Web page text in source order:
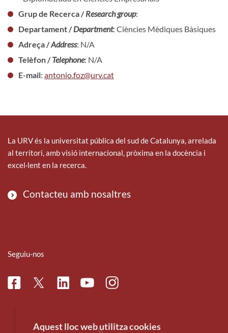
Grup de Recerca /Research group:
Departament /Department: Ciències Mèdiques Bàsiques
Adreça /Address: N/A
Telèfon /Telephone: N/A
E-mail: antonio.foz@urv.cat
La URV és la universitat pública del sud de Catalunya, arrelada
al territori, amb visió internacional, pròxima en la docència i
excel·lent en la recerca.
Contacteu amb nosaltres
Seguiu-nos
FacebookTwitterLinkedinYoutubeInstagram
Aquest lloc web utilitza cookies